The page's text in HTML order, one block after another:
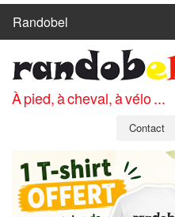
Randobel
CIRCUITS
CLUBS
MEMBRES
SE CONNECTER
À pied, à cheval, à vélo ...
Contact